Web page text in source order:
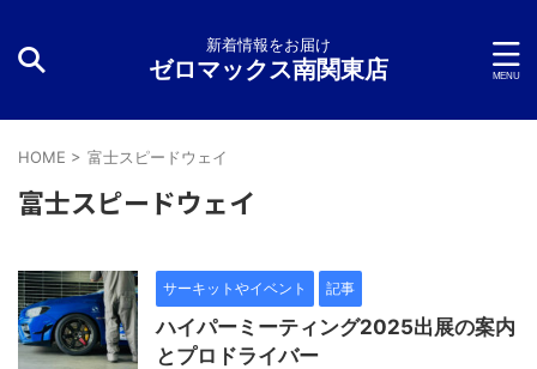
新着情報をお届け
ゼロマックス南関東店
HOME > 富士スピードウェイ
富士スピードウェイ
サーキットやイベント 記事
ハイパーミーティング2025出展の案内
とプロドライバー